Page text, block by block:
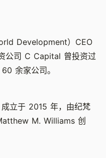
Development）CEO
公司 C Capital 曾投资过
余家公司。
立于 2015 年，由纪梵
M. Williams 创